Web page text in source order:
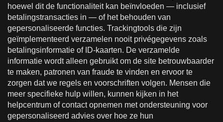
hoewel dit de functionaliteit kan beïnvloeden — inclusief
betalingstransacties in — of het behouden van
gepersonaliseerde functies. Trackingtools die zijn
geïmplementeerd verzamelen nooit privégegevens zoals
betalingsinformatie of ID-kaarten. De verzamelde
informatie wordt alleen gebruikt om de site betrouwbaarder
te maken, patronen van fraude te vinden en ervoor te
zorgen dat we regels en voorschriften volgen. Mensen die
meer specifieke hulp willen, kunnen kijken in het
helpcentrum of contact opnemen met ondersteuning voor
gepersonaliseerd advies over hoe ze hun